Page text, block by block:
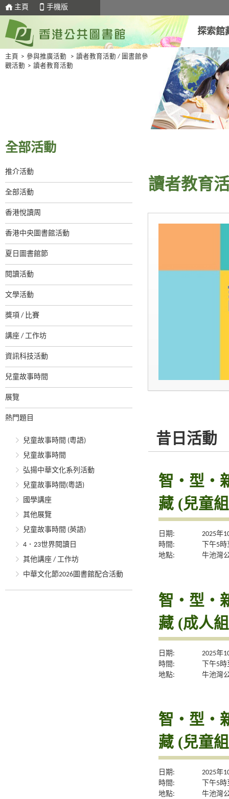
主頁 手機版
探索館
主頁 > 參與推廣活動 > 讀者教育活動 / 圖書館參
觀活動 > 讀者教育活動
全部活動
推介活動
全部活動
香港悅讀周
香港中央圖書館活動
夏日圖書館節
閱讀活動
文學活動
獎項 / 比賽
講座 / 工作坊
資訊科技活動
兒童故事時間
展覽
熱門題目
兒童故事時間 (粵語)
兒童故事時間
弘揚中華文化系列活動
兒童故事時間(粵語)
國學講座
其他展覽
兒童故事時間 (英語)
4．23世界閱讀日
其他講座 / 工作坊
中華文化節2026圖書館配合活動
讀者教育
昔日活動
智・型・
藏 (兒童
日期:
2025年
時間:
下午5
地點:
牛池灣
智・型・
藏 (成人
日期:
2025年
時間:
下午5
地點:
牛池灣
智・型・
藏 (兒童
日期:
2025年
時間:
下午5
地點:
牛池灣